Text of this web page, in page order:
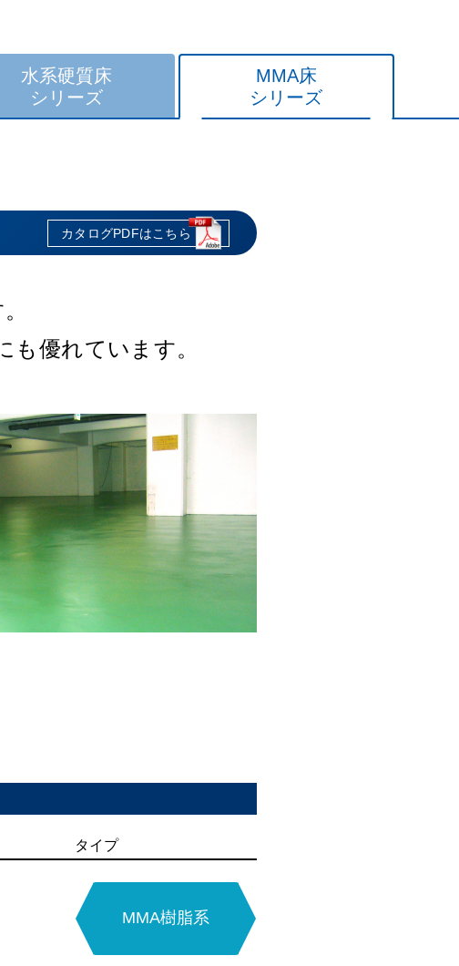
水系硬質床
シリーズ
MMA床
シリーズ
カタログPDFはこちら
硬質ウレタンや
に対応します。
タイプ
硬質ウレタン系
カタログPDFはこちら
まな機能を備え、
品工場などに対応。
タイプ
無溶剤型
エポキシ系
カタログPDFはこちら
にわたり防止。
現します。
カタログPDFはこちら
トなどによる
条件に適応します。
水系硬質
ウレタン系
カタログPDFはこちら
も優れています。
タイプ
MMA樹脂系